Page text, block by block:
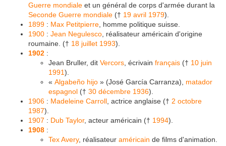
Guerre mondiale et un général de corps d'armée durant la
Seconde Guerre mondiale († 19 avril 1979).
1899 : Max Petitpierre , homme politique suisse.
1900 : Jean Negulesco , réalisateur américain d'origine
roumaine. († 18 juillet 1993).
1902 :
Jean Bruller, dit Vercors , écrivain français († 10 juin
1991).
« Algabeño hijo » (José García Carranza), matador
espagnol († 30 décembre 1936).
1906 : Madeleine Carroll , actrice anglaise († 2 octobre
1987).
1907 : Dub Taylor, acteur américain († 1994).
1908 :
Tex Avery, réalisateur américain de films d'animation.